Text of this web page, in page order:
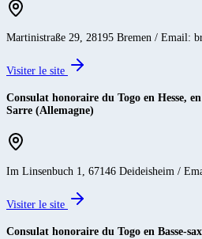
Martinistraße 29, 28195 Bremen / Email:
Visiter le site
Consulat honoraire du Togo en Hesse,
Sarre (Allemagne)
Im Linsenbuch 1, 67146 Deideisheim /
Visiter le site
Consulat honoraire du Togo en Basse-